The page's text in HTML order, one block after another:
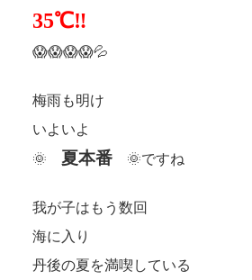
35℃‼
😱😱😱😱💦
梅雨も明け
いよいよ
🌞 夏本番🌞ですね
我が子はもう数回
海に入り
丹後の夏を満喫している